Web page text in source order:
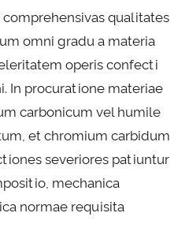
qualitates
omni gradu a materia
operis confecti
In procuratione materiae
carbonicum vel humile
et chromium carbidum
severiores patiuntur
mechanica
normae requisita